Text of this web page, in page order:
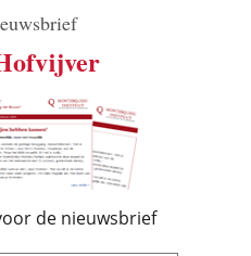
de nieuwsbrief